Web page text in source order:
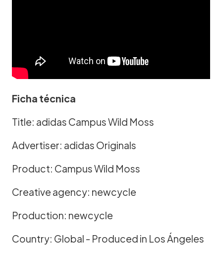
Ficha técnica
Title: adidas Campus Wild Moss
Advertiser: adidas Originals
Product: Campus Wild Moss
Creative agency: newcycle
Production: newcycle
Country: Global - Produced in Los Ángeles